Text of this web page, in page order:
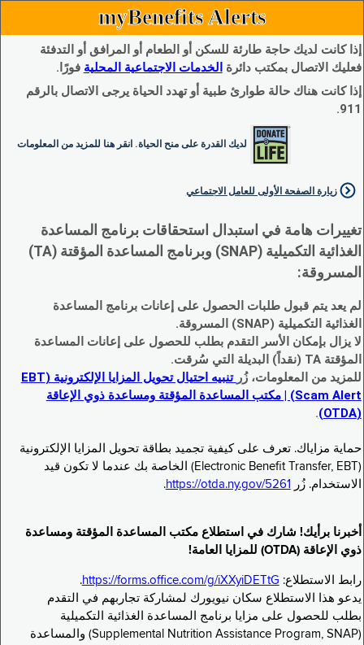
myBenefits Alerts
إذا كانت لديك حاجة طارئة للسكن أو الطعام أو المرافق أو التدفئة
فعليك الاتصال بمكتب دائرة الخدمات الاجتماعية المحلية فورًا.
إذا كانت هناك حالة طوارئ طبية أو تهدد الحياة يرجى الاتصال بالرقم
911.
لديك القدرة على منح الحياة. انقر هنا للمزيد من المعلومات
زيارة الصفحة الأولى للعامل الاجتماعي
تغييرات هامة في استبدال استحقاقات برنامج المساعدة
الغذائية التكميلية (SNAP) وبرنامج المساعدة المؤقتة (TA)
المسروقة:
لم يعد يتم قبول طلبات الحصول على إعانات برنامج المساعدة
الغذائية التكميلية (SNAP) المسروقة.
لا يزال بإمكان الأسر التقدم بطلب للحصول على إعانات المساعدة
المؤقتة TA (نقداً) البديلة التي سُرقت.
للمزيد من المعلومات، زُر
تنبيه احتيال تحويل المزايا الإلكترونية (EBT
Scam Alert) | مكتب المساعدة المؤقتة ومساعدة ذوي الإعاقة
(OTDA)
.
حماية مزاياك. تعرف على كيفية تجميد بطاقة تحويل المزايا الإلكترونية
(Electronic Benefit Transfer, EBT) الخاصة بك عندما لا تكون قيد
الاستخدام. زُر
https://otda.ny.gov/5261
.
أخبرنا برأيك! شارك في استطلاع مكتب المساعدة المؤقتة ومساعدة
ذوي الإعاقة (OTDA) للمزايا العامة!
رابط الاستطلاع: https://forms.office.com/g/iXXyiDETtG
.
يدعو هذا الاستطلاع سكان نيويورك لمشاركة تجاربهم في التقدم
بطلب للحصول على مزايا برنامج المساعدة الغذائية التكميلية
(Supplemental Nutrition Assistance Program, SNAP) والمساعدة